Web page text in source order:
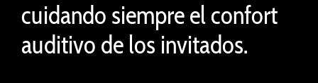
cuidando siempre el confort
auditivo de los invitados.